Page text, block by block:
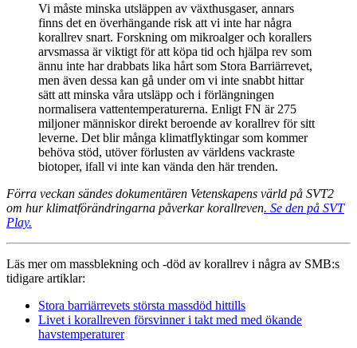
Vi måste minska utsläppen av växthusgaser, annars
finns det en överhängande risk att vi inte har några
korallrev snart. Forskning om mikroalger och korallers
arvsmassa är viktigt för att köpa tid och hjälpa rev som
ännu inte har drabbats lika hårt som Stora Barriärrevet,
men även dessa kan gå under om vi inte snabbt hittar
sätt att minska våra utsläpp och i förlängningen
normalisera vattentemperaturerna. Enligt FN är 275
miljoner människor direkt beroende av korallrev för sitt
leverne. Det blir många klimatflyktingar som kommer
behöva stöd, utöver förlusten av världens vackraste
biotoper, ifall vi inte kan vända den här trenden.
Förra veckan sändes dokumentären Vetenskapens värld på SVT2
om hur klimatförändringarna påverkar korallreven. Se den på SVT
Play.
Läs mer om massblekning och -död av korallrev i några av SMB:s
tidigare artiklar:
Stora barriärrevets största massdöd hittills
Livet i korallreven försvinner i takt med med ökande
havstemperaturer